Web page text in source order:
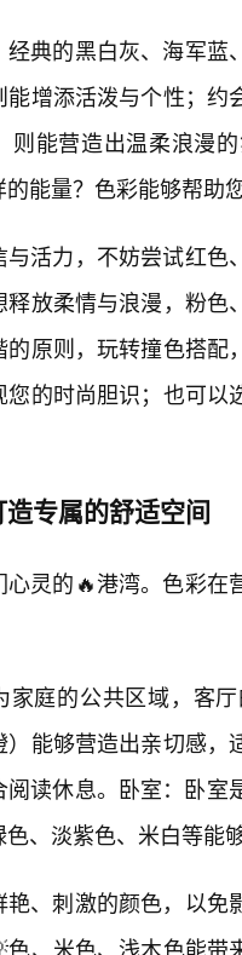
经典的黑白灰、海军
能增添活泼与个性；
则能营造出温柔浪漫
能量？色彩能够帮助
与活力，不妨尝试红色
释放柔情与浪漫，粉
原则，玩转撞色搭
的时尚胆识；也可
专属的舒适空间
心灵的🔥港湾。色彩
家庭的公共区域，客
）能够营造出亲切感
读休息。卧室：卧
、淡紫色、米白等能
艳、刺激的颜色，以免
、米色、浅木色能